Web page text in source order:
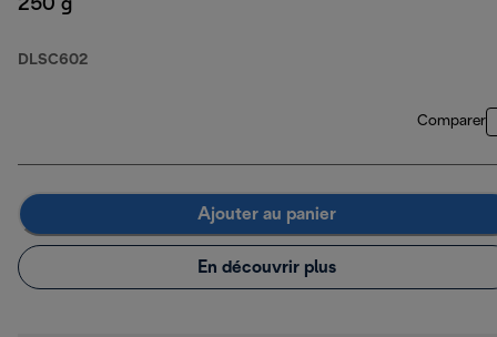
250 g
DLSC602
Comparer
Ajouter au panier
En découvrir plus